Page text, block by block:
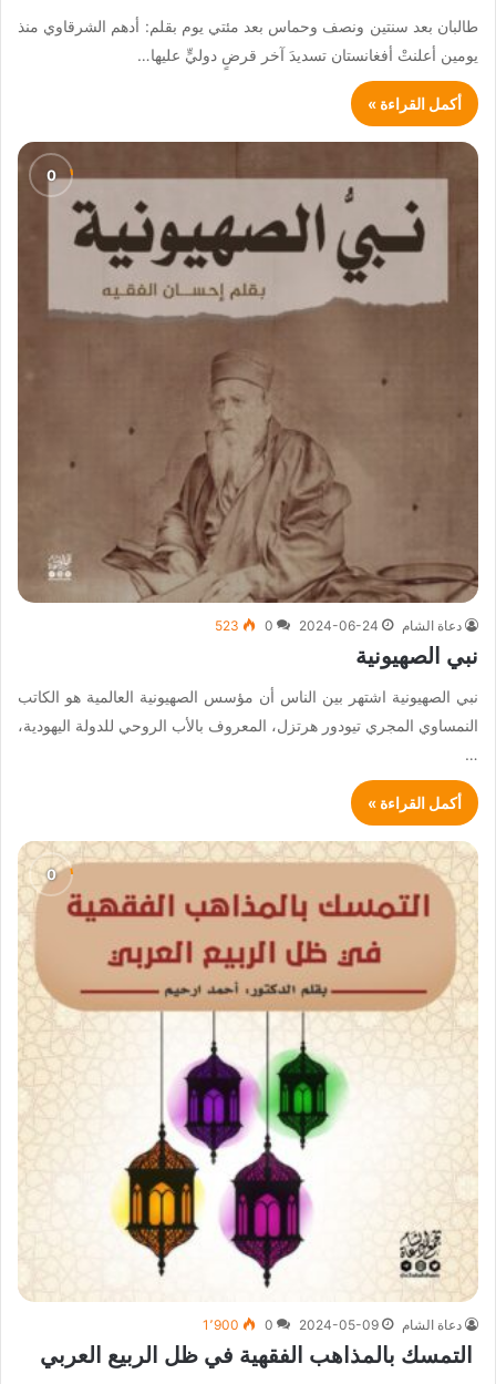
طالبان بعد سنتين ونصف وحماس بعد مئتي يوم بقلم: أدهم الشرقاوي منذ
يومين أعلنتْ أفغانستان تسديدَ آخر قرضٍ دوليٍّ عليها…
أكمل القراءة »
دعاة الشام 2024-06-24
0
523
نبي الصهيونية
نبي الصهيونية اشتهر بين الناس أن مؤسس الصهيونية العالمية هو الكاتب
النمساوي المجري تيودور هرتزل، المعروف بالأب الروحي للدولة اليهودية،
…
أكمل القراءة »
دعاة الشام 2024-05-09
0 1٬900
التمسك بالمذاهب الفقهية في ظل الربيع العربي